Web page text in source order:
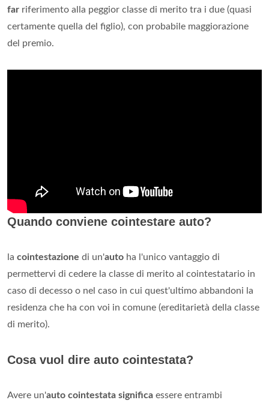
far riferimento alla peggior classe di merito tra i due (quasi
certamente quella del figlio), con probabile maggiorazione
del premio.
Quando conviene cointestare auto?
la cointestazione di un'auto ha l'unico vantaggio di
permettervi di cedere la classe di merito al cointestatario in
caso di decesso o nel caso in cui quest'ultimo abbandoni la
residenza che ha con voi in comune (ereditarietà della classe
di merito).
Cosa vuol dire auto cointestata?
Avere un'auto cointestata significa essere entrambi